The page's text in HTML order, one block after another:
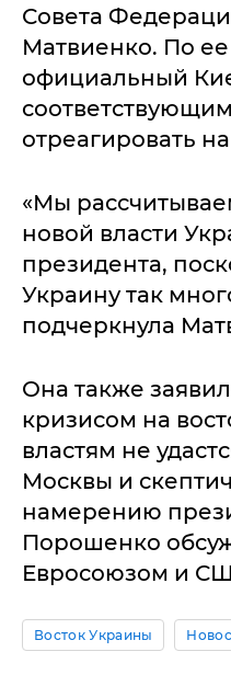
Совета
Матвиенко. По
официальный
отреагировать
«Мы
новой власти
президента,
Украину так
подчеркнула
Она также
кризисом на
властям не
Москвы и
намерению
Порошенко
Евросоюзом и
Восток Украины